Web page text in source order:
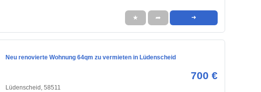
★ ➦ ➜
Neu renovierte Wohnung 64qm zu vermieten in Lüdenscheid
700 €
Lüdenscheid, 58511